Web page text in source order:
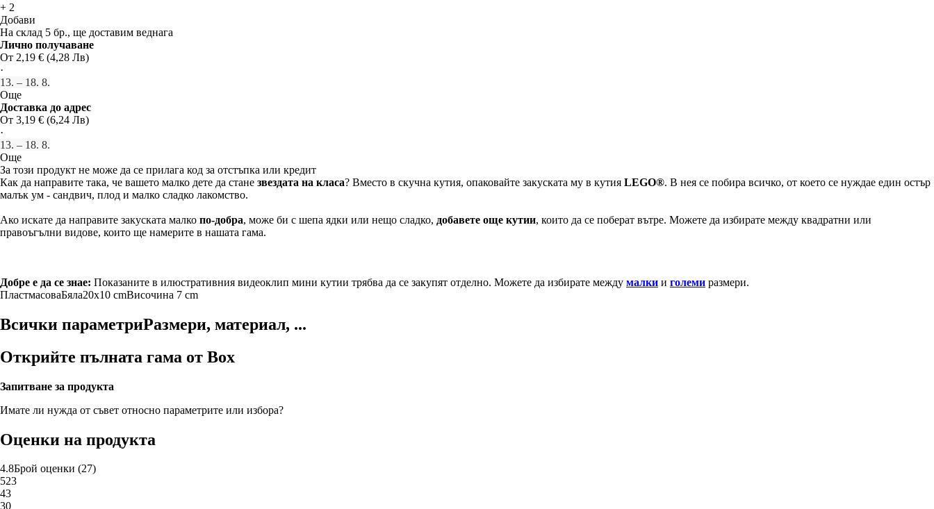
+ 2
Добави
На склад 5 бр., ще доставим веднага
Лично получаване
От 2,19 € (4,28 Лв)
·
13. – 18. 8.
Още
Доставка до адрес
От 3,19 € (6,24 Лв)
·
13. – 18. 8.
Още
За този продукт не може да се прилага код за отстъпка или кредит
Как да направите така, че вашето малко дете да стане звездата на класа? Вместо в скучна кутия, опаковайте закуската му в кутия LEGO®. В нея се побира всичко, от което се нуждае един остър
малък ум - сандвич, плод и малко сладко лакомство.
Ако искате да направите закуската малко по-добра, може би с шепа ядки или нещо сладко, добавете още кутии, които да се поберат вътре. Можете да избирате между квадратни или
правоъгълни видове, които ще намерите в нашата гама.
Добре е да се знае: Показаните в илюстративния видеоклип мини кутии трябва да се закупят отделно. Можете да избирате между малки и големи размери.
ПластмасоваБяла20x10 cmВисочина 7 cm
Всички параметриРазмери, материал, ...
Открийте пълната гама от Box
Запитване за продукта
Имате ли нужда от съвет относно параметрите или избора?
Оценки на продукта
4.8Брой оценки (27)
523
43
30